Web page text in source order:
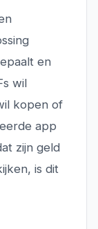
en
wil
kopen of
app
zijn geld
is dit